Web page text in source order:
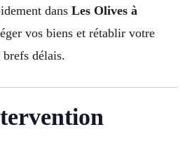
dans Les Olives à
vos biens et rétablir votre
brefs délais.